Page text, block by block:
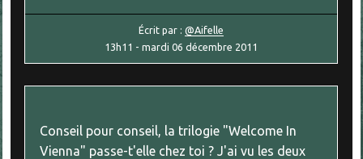
Écrit par :@Aifelle
13h11 -mardi 06 décembre 2011
Conseil pour conseil, la trilogie "Welcome In
Vienna" passe-t'elle chez toi ? J'ai vu les deux